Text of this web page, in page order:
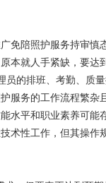
陪照护服务持审慎
本就人手紧缺，要达
员的排班、考勤、质
服务的工作流程繁
水平和职业素养可
术性工作，但其操作